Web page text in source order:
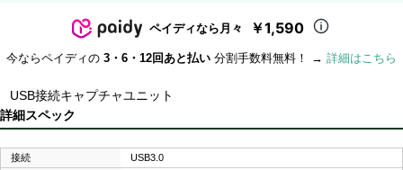
ペイディなら月々 ￥1,590
今ならペイディの 3・6・12回あと払い 分割手数料無料！ → 詳細はこちら
USB接続キャプチャユニット
詳細スペック
接続
USB3.0